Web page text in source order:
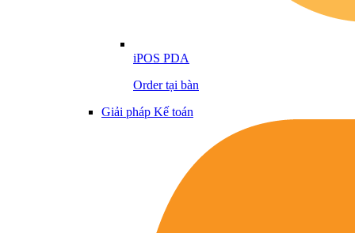
iPOS PDA
Order tại bàn
Giải pháp Kế toán